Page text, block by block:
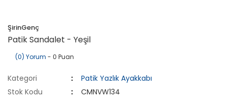
ŞirinGenç
Patik Sandalet - Yeşil
(0) Yorum - 0 Puan
Kategori
Patik Yazlık Ayakkabı
Stok Kodu
CMNVW134